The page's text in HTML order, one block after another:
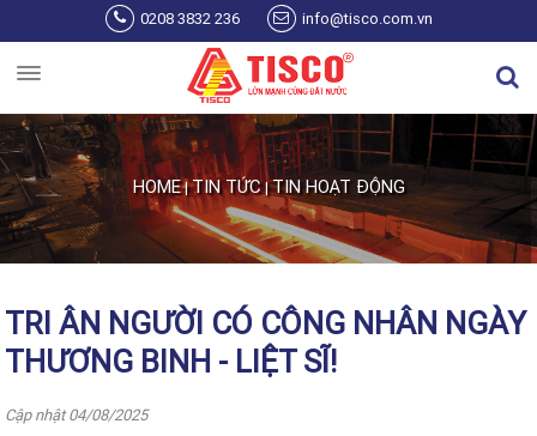
Skip to main content0208 3832 236 info@tisco.com.vn
You are here
HOME|TIN TỨC|TIN HOẠT ĐỘNG
TRI ÂN NGƯỜI CÓ CÔNG NHÂN NGÀY
THƯƠNG BINH - LIỆT SĨ!
Cập nhật 04/08/2025